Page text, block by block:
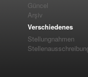
Güncel
Arşiv
Verschiedenes
Stellungnahmen